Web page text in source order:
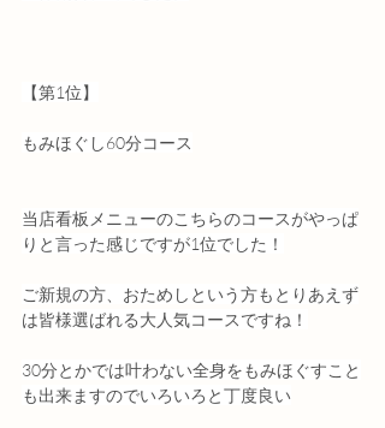
【第1位】
もみほぐし60分コース
当店看板メニューのこちらのコースがやっぱ
りと言った感じですが1位でした！
ご新規の方、おためしという方もとりあえず
は皆様選ばれる大人気コースですね！
30分とかでは叶わない全身をもみほぐすこと
も出来ますのでいろいろと丁度良い